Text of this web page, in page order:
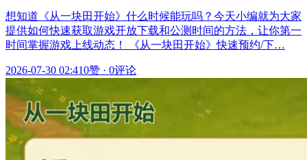
想知道《从一块田开始》什么时候能玩吗？今天小编就为大家
提供如何快速获取游戏开放下载和公测时间的方法，让你第一
时间掌握游戏上线动态！ 《从一块田开始》快速预约/下…
2026-07-30 02:410赞 · 0评论